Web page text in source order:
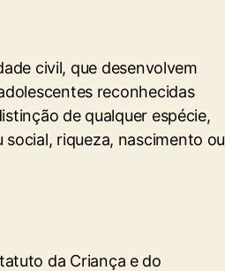
civil, que desenvolvem
reconhecidas
de qualquer espécie,
riqueza, nascimento ou
da Criança e do